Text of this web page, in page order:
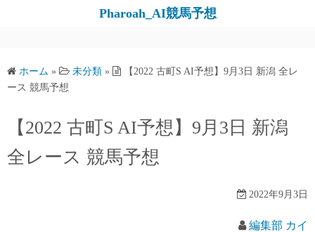
ッ
Pharoah_AI競馬予想
ホーム » 未分類 »
【2022 古町S AI予想】9月3日 新潟 全レ
ース 競馬予想
【2022 古町S AI予想】9月3日 新潟
全レース 競馬予想
2022年9月3日
編集部 カイ